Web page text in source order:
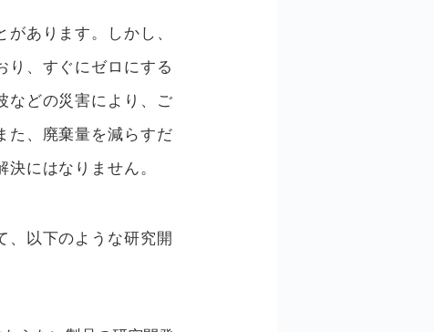
あります。しかし、
り、すぐにゼロにする
などの災害により、ご
た、廃棄量を減らすだ
にはなりません。
、以下のような研究開